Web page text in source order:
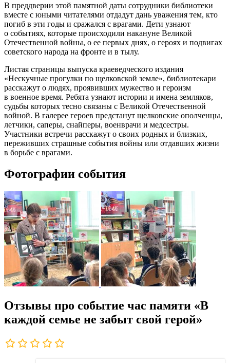
В преддверии этой памятной даты сотрудники библиотеки
вместе с юными читателями отдадут дань уважения тем, кто
погиб в эти годы и сражался с врагами. Дети узнают
о событиях, которые происходили накануне Великой
Отечественной войны, о ее первых днях, о героях и подвигах
советского народа на фронте и в тылу.
Листая страницы выпуска краеведческого издания
«Нескучные прогулки по щелковской земле», библиотекари
расскажут о людях, проявивших мужество и героизм
в военное время. Ребята узнают истории и имена земляков,
судьбы которых тесно связаны с Великой Отечественной
войной. В галерее героев предстанут щелковские ополченцы,
летчики, саперы, снайперы, военврачи и медсестры.
Участники встречи расскажут о своих родных и близких,
переживших страшные события войны или отдавших жизни
в борьбе с врагами.
Фотографии события
Отзывы про событие час памяти «В
каждой семье не забыт свой герой»